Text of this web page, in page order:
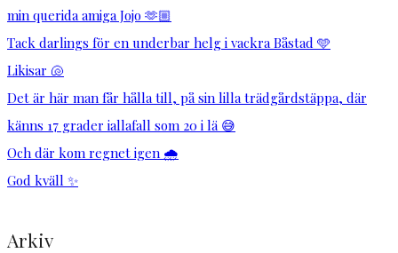
min querida amiga Jojo 🫶🏼
Tack darlings för en underbar helg i vackra Båstad 🩵
Likisar 🐚
Det är här man får hålla till, på sin lilla trädgårdstäppa, där
känns 17 grader iallafall som 20 i lä 😅
Och där kom regnet igen 🌧️
God kväll ✨
Arkiv